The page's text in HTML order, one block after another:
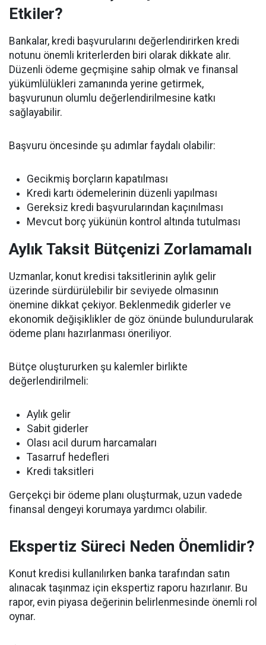
Etkiler?
Bankalar, kredi başvurularını değerlendirirken kredi
notunu önemli kriterlerden biri olarak dikkate alır.
Düzenli ödeme geçmişine sahip olmak ve finansal
yükümlülükleri zamanında yerine getirmek,
başvurunun olumlu değerlendirilmesine katkı
sağlayabilir.
Başvuru öncesinde şu adımlar faydalı olabilir:
Gecikmiş borçların kapatılması
Kredi kartı ödemelerinin düzenli yapılması
Gereksiz kredi başvurularından kaçınılması
Mevcut borç yükünün kontrol altında tutulması
Aylık Taksit Bütçenizi Zorlamamalı
Uzmanlar, konut kredisi taksitlerinin aylık gelir
üzerinde sürdürülebilir bir seviyede olmasının
önemine dikkat çekiyor. Beklenmedik giderler ve
ekonomik değişiklikler de göz önünde bulundurularak
ödeme planı hazırlanması öneriliyor.
Bütçe oluştururken şu kalemler birlikte
değerlendirilmeli:
Aylık gelir
Sabit giderler
Olası acil durum harcamaları
Tasarruf hedefleri
Kredi taksitleri
Gerçekçi bir ödeme planı oluşturmak, uzun vadede
finansal dengeyi korumaya yardımcı olabilir.
Ekspertiz Süreci Neden Önemlidir?
Konut kredisi kullanılırken banka tarafından satın
alınacak taşınmaz için ekspertiz raporu hazırlanır. Bu
rapor, evin piyasa değerinin belirlenmesinde önemli rol
oynar.